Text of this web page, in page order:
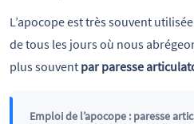
L’apocope est très souvent
de tous les jours où nous
plus souvent par paresse
Emploi de l’apocope : paresse